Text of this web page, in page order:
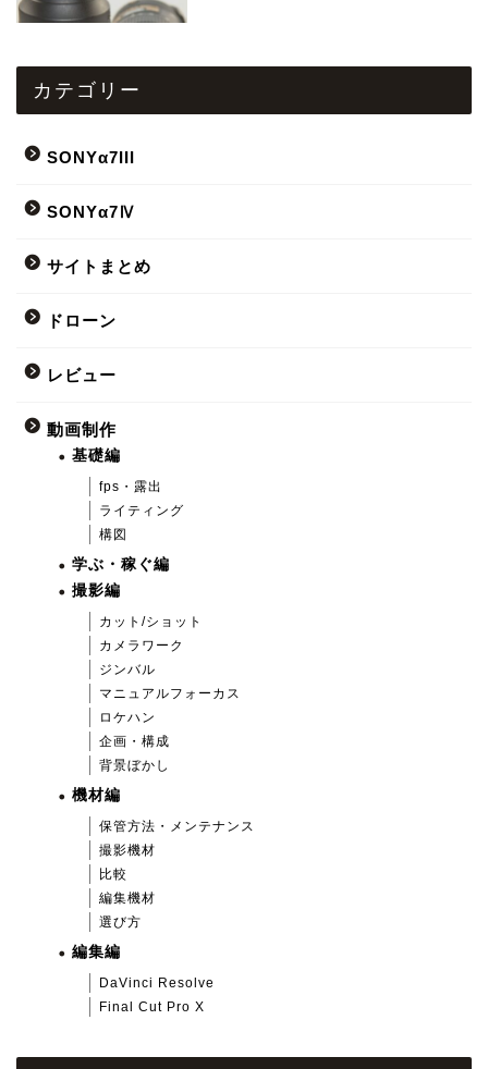
カテゴリー
SONYα7III
SONYα7Ⅳ
サイトまとめ
ドローン
レビュー
動画制作
基礎編
fps・露出
ライティング
構図
学ぶ・稼ぐ編
撮影編
カット/ショット
カメラワーク
ジンバル
マニュアルフォーカス
ロケハン
企画・構成
背景ぼかし
機材編
保管方法・メンテナンス
撮影機材
比較
編集機材
選び方
編集編
DaVinci Resolve
Final Cut Pro X